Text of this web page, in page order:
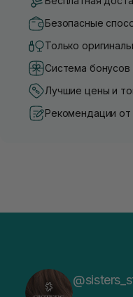
Безопасные
Только
Система бонусов
Лучшие цены и
Рекомендации от